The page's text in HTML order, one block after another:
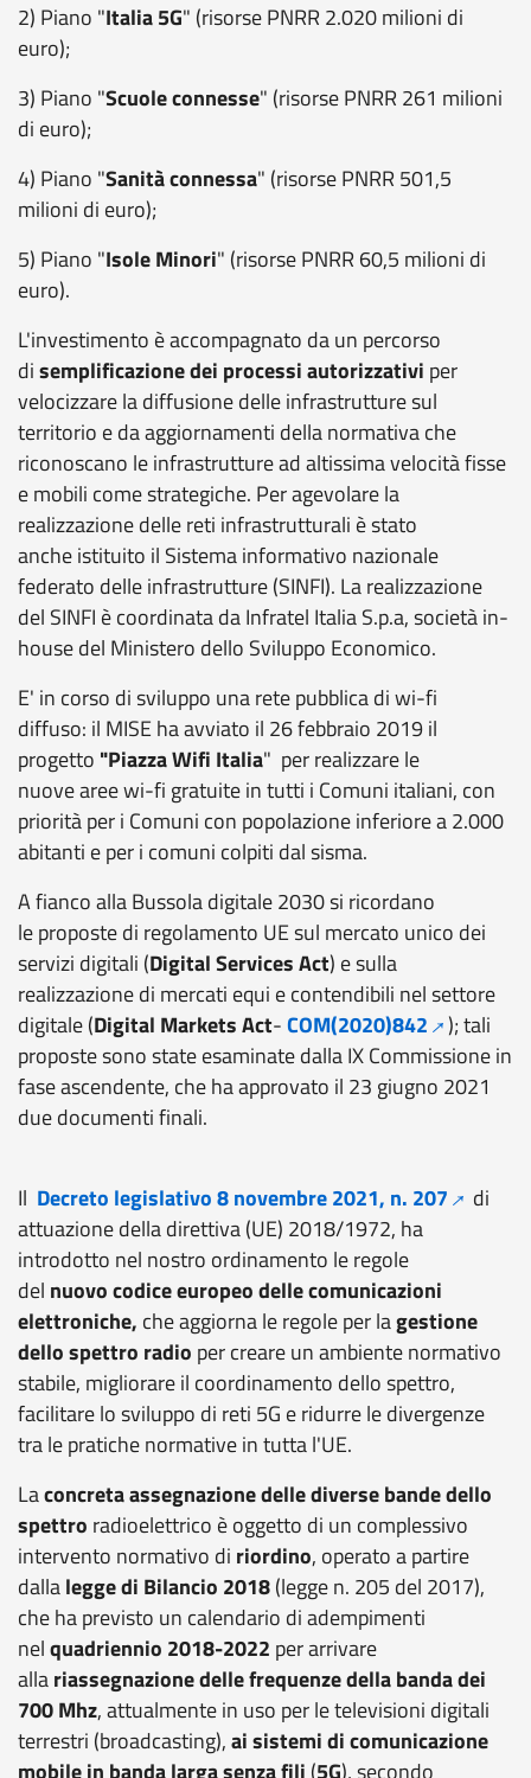
2) Piano "Italia 5G" (risorse PNRR 2.020 milioni di
euro);
3) Piano "Scuole connesse" (risorse PNRR 261 milioni
di euro);
4) Piano "Sanità connessa" (risorse PNRR 501,5
milioni di euro);
5) Piano "Isole Minori" (risorse PNRR 60,5 milioni di
euro).
L'investimento è accompagnato da un percorso
disemplificazionedei processi autorizzativi per
velocizzare la diffusione delle infrastrutture sul
territorio e da aggiornamenti della normativa che
riconoscano le infrastrutture ad altissima velocità fisse
e mobili come strategiche. Per agevolare la
realizzazione delle reti infrastrutturali è stato
anche istituito il Sistema informativo nazionale
federato delle infrastrutture (SINFI). La realizzazione
del SINFI è coordinata daInfratel Italia S.p.a, società in-
house del Ministero dello Sviluppo Economico.
E' in corso di sviluppo una rete pubblica di wi-fi
diffuso: il MISE ha avviato il 26 febbraio 2019 il
progetto "Piazza Wifi Italia" per realizzare le
nuovearee wi-fi gratuite in tutti i Comuni italiani, con
priorità per i Comuni con popolazione inferiore a 2.000
abitanti e per i comuni colpiti dal sisma.
A fianco alla Bussola digitale 2030 si ricordano
leproposte di regolamento UE sul mercato unico dei
servizi digitali (Digital Services Act) e sulla
realizzazione di mercati equi econtendibili nel settore
digitale (Digital Markets Act-COM(2020)842
); tali
proposte sono state esaminate dalla IX Commissione in
fase ascendente, che ha approvato il 23 giugno 2021
due documenti finali.
Il Decreto legislativo 8 novembre 2021, n. 207
di
attuazione della direttiva (UE) 2018/1972, ha
introdotto nel nostro ordinamento le regole
del nuovo codice europeo delle comunicazioni
elettroniche, che aggiorna le regole per lagestione
dello spettro radio per creare un ambiente normativo
stabile, migliorare il coordinamento dello spettro,
facilitare lo sviluppo di reti 5G e ridurre le divergenze
tra le pratiche normative in tutta l'UE.
Laconcretaassegnazione delle diverse bande dello
spettro radioelettrico è oggetto di un complessivo
intervento normativo di riordino, operato a partire
dallalegge di Bilancio 2018(legge n. 205 del 2017),
che ha previsto un calendario di adempimenti
nelquadriennio 2018-2022 per arrivare
allariassegnazione delle frequenze della banda dei
700 Mhz, attualmente in uso per le televisioni digitali
terrestri (broadcasting),ai sistemi di comunicazione
mobilein banda larga senza fili (5G), secondo